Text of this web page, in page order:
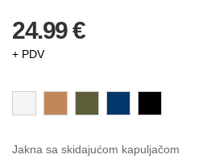
24.99 €
+ PDV
Jakna sa skidajućom kapuljačom